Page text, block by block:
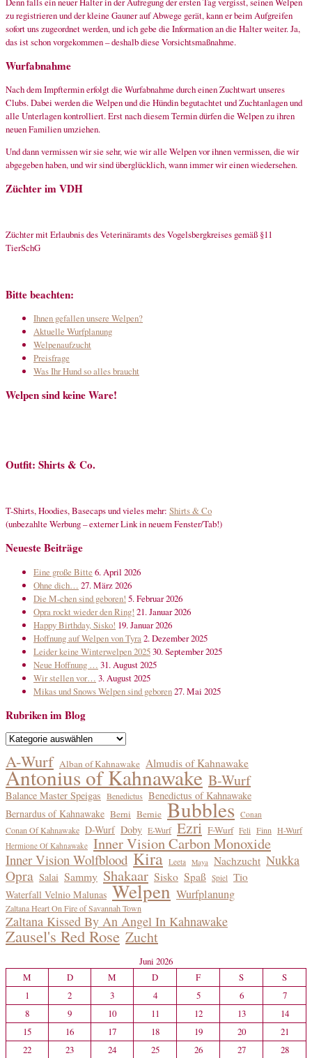
zu registrieren und der kleine Gauner auf Abwege gerät, kann er beim Aufgreifen
sofort uns zugeordnet werden, und ich gebe die Information an die Halter weiter. Ja,
das ist schon vorgekommen – deshalb diese Vorsichtsmaßnahme.
Wurfabnahme
Nach dem Impftermin erfolgt die Wurfabnahme durch einen Zuchtwart unseres
Clubs. Dabei werden die Welpen und die Hündin begutachtet und Zuchtanlagen und
alle Unterlagen kontrolliert. Erst nach diesem Termin dürfen die Welpen zu ihren
neuen Familien umziehen.
Und dann vermissen wir sie sehr, wie wir alle Welpen vor ihnen vermissen, die wir
abgegeben haben, und wir sind überglücklich, wann immer wir einen wiedersehen.
Züchter im VDH
Züchter mit Erlaubnis des Veterinäramts des Vogelsbergkreises gemäß §11
TierSchG
Bitte beachten:
Ihnen gefallen unsere Welpen?
Aktuelle Wurfplanung
Welpenaufzucht
Preisfrage
Was Ihr Hund so alles braucht
Welpen sind keine Ware!
Outfit: Shirts & Co.
T-Shirts, Hoodies, Basecaps und vieles mehr: Shirts & Co
(unbezahlte Werbung – externer Link in neuem Fenster/Tab!)
Neueste Beiträge
Eine große Bitte 6. April 2026
Ohne dich… 27. März 2026
Die M-chen sind geboren! 5. Februar 2026
Opra rockt wieder den Ring! 21. Januar 2026
Happy Birthday, Sisko! 19. Januar 2026
Hoffnung auf Welpen von Tyra2. Dezember 2025
Leider keine Winterwelpen 202530. September 2025
Neue Hoffnung … 31. August 2025
Wir stellen vor… 3. August 2025
Mikas und Snows Welpen sind geboren27. Mai 2025
Rubriken im Blog
Rubriken
Blog
A-Wurf Alban of Kahnawake Almudis of Kahnawake
Antonius of Kahnawake B-Wurf
Balance Master Speigas Benedictus Benedictus of Kahnawake
Bernardus of Kahnawake Berni Bernie Bubbles Conan
Conan Of Kahnawake D-Wurf Doby E-Wurf Ezri F-Wurf Feli Finn H-Wurf
Hermione Of Kahnawake Inner Vision Carbon Monoxide
Inner Vision Wolfblood Kira Leeta Maya Nachzucht Nukka
Opra Salai Sammy Shakaar Sisko Spaß Spiel Tio
Waterfall Velnio Malunas Welpen Wurfplanung
Zaltana Heart On Fire of Savannah Town
Zaltana Kissed By An Angel In Kahnawake
Zausel's Red Rose Zucht
Juni 2026
M
D M D F S
S
1
2 3 4 5 6
7
8
9 10 11 12 13
14
15
16 17 18 19 20
21
22
23 24 25 26 27
28